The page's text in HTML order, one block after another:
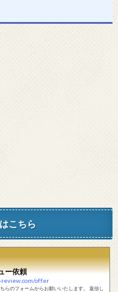
こちら
ー依頼
offer